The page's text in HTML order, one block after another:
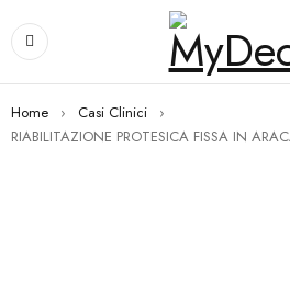
Home › Casi Clinici
›
RIABILITAZIONE PROTESICA FISSA IN